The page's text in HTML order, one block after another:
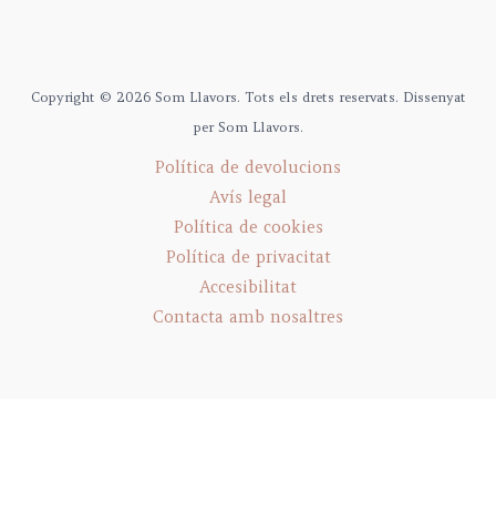
Copyright © 2026 Som Llavors. Tots els drets reservats. Dissenyat
per Som Llavors.
Política de devolucions
Avís legal
Política de cookies
Política de privacitat
Accesibilitat
Contacta amb nosaltres